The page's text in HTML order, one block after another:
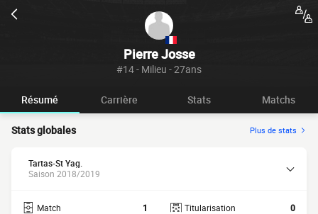
Pierre Josse
#14 - Milieu - 27ans
Résumé Carrière Stats Matchs
Stats globales Plus de stats
Tartas-St Yag.
Saison 2018/2019
Match 1 Titularisation 0